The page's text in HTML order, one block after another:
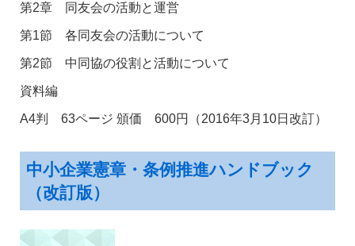
第2章 同友会の活動と運営
第1節 各同友会の活動について
第2節 中同協の役割と活動について
資料編
A4判 63ページ 頒価 600円（2016年3月10日改訂）
中小企業憲章・条例推進ハンドブック
（改訂版）